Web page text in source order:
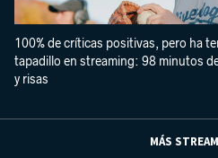
100% de críticas positivas, pero ha
tapadillo en streaming: 98 minutos
y risas
MÁS